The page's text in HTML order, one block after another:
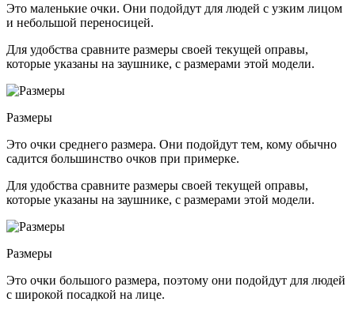
Это маленькие очки. Они подойдут для людей с узким лицом
и небольшой переносицей.
Для удобства сравните размеры своей текущей оправы,
которые указаны на заушнике, с размерами этой модели.
Размеры
Это очки среднего размера. Они подойдут тем, кому обычно
садится большинство очков при примерке.
Для удобства сравните размеры своей текущей оправы,
которые указаны на заушнике, с размерами этой модели.
Размеры
Это очки большого размера, поэтому они подойдут для людей
с широкой посадкой на лице.